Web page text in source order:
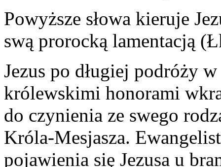
Powyższe słowa kieruje
swą prorocką lamentacją
Jezus po długiej podróży
królewskimi honorami
do czynienia ze swego
Króla-Mesjasza.
pojawienia się Jezusa u